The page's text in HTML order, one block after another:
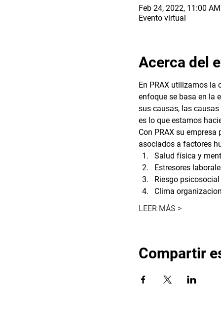
Feb 24, 2022, 11:00
Evento virtual
Acerca del
En PRAX utilizamos la
enfoque se basa en la
sus causas, las
es lo que estamos
Con PRAX su
asociados a factores
Salud física y
Estresores
Riesgo psicosocial
Clima
LEER MÁS >
Compartir